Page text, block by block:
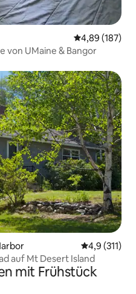
4,89 (187)
von UMaine & Bangor
4,9 (311)
auf Mt Desert Island
mit Frühstück